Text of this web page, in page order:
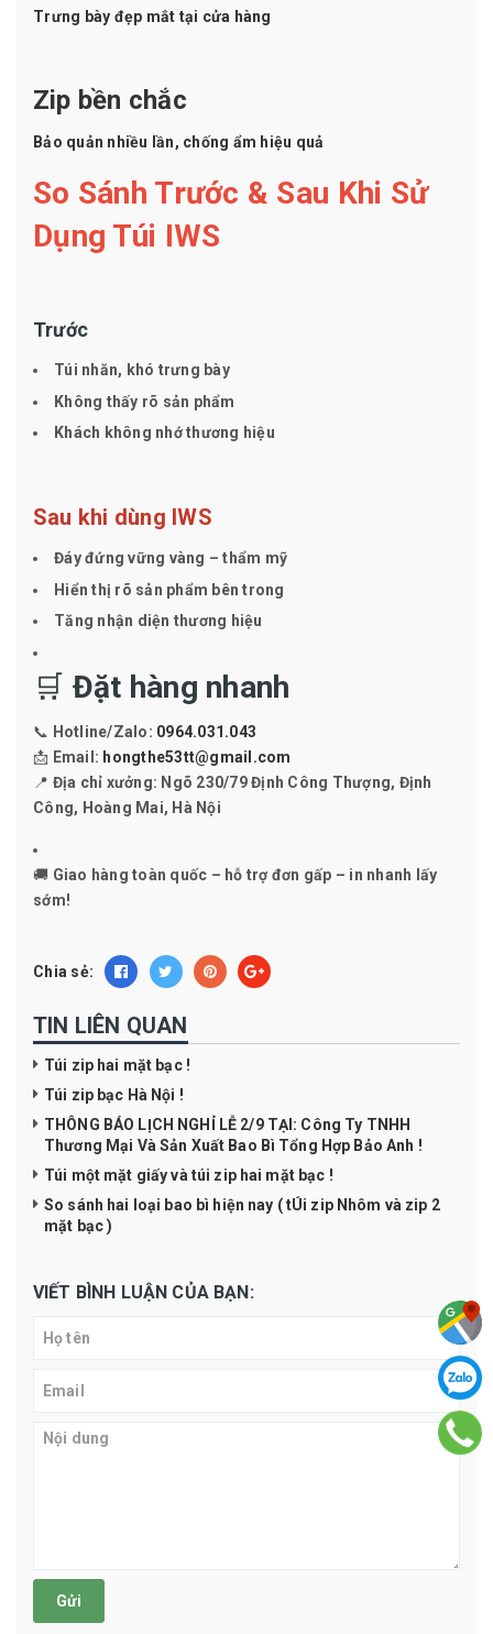
Trưng bày đẹp mắt tại cửa hàng
Zip bền chắc
Bảo quản nhiều lần, chống ẩm hiệu quả
So Sánh Trước & Sau Khi Sử
Dụng Túi IWS
Trước
Túi nhăn, khó trưng bày
Không thấy rõ sản phẩm
Khách không nhớ thương hiệu
Sau khi dùng IWS
Đáy đứng vững vàng – thẩm mỹ
Hiển thị rõ sản phẩm bên trong
Tăng nhận diện thương hiệu
🛒 Đặt hàng nhanh
📞 Hotline/Zalo: 0964.031.043
📩 Email: hongthe53tt@gmail.com
📍 Địa chỉ xưởng: Ngõ 230/79 Định Công Thượng, Định
Công, Hoàng Mai, Hà Nội
🚚 Giao hàng toàn quốc – hỗ trợ đơn gấp – in nhanh lấy
sớm!
Chia sẻ:
TIN LIÊN QUAN
Túi zip hai mặt bạc !
Túi zip bạc Hà Nội !
THÔNG BÁO LỊCH NGHỈ LỄ 2/9 TẠI: Công Ty TNHH
Thương Mại Và Sản Xuất Bao Bì Tổng Hợp Bảo Anh !
Túi một mặt giấy và túi zip hai mặt bạc !
So sánh hai loại bao bì hiện nay ( tÚi zip Nhôm và zip 2
mặt bạc )
VIẾT BÌNH LUẬN CỦA BẠN:
Gửi